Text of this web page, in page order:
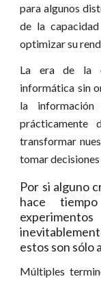
para algunos
de la
optimizar su
La era de la
informática sin
la
prácticamente
transformar
tomar
Por si alguno
hace
estos son sólo
Múltiples